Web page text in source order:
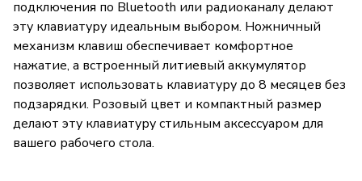
подключения по Bluetooth или радиоканалу делают
эту клавиатуру идеальным выбором. Ножничный
механизм клавиш обеспечивает комфортное
нажатие, а встроенный литиевый аккумулятор
позволяет использовать клавиатуру до 8 месяцев без
подзарядки. Розовый цвет и компактный размер
делают эту клавиатуру стильным аксессуаром для
вашего рабочего стола.